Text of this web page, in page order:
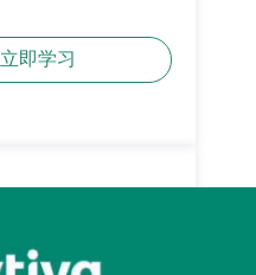
立即学习